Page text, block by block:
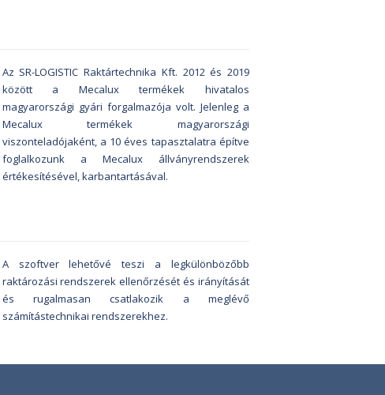
Az SR-LOGISTIC Raktártechnika Kft. 2012 és 2019
között a Mecalux termékek hivatalos
magyarországi gyári forgalmazója volt. Jelenleg a
Mecalux termékek magyarországi
viszonteladójaként, a 10 éves tapasztalatra építve
foglalkozunk a Mecalux állványrendszerek
értékesítésével, karbantartásával.
A szoftver lehetővé teszi a legkülönbözőbb
raktározási rendszerek ellenőrzését és irányítását
és rugalmasan csatlakozik a meglévő
számítástechnikai rendszerekhez.